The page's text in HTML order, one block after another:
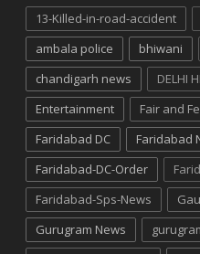
13-Killed-in-road-accident
ambala police
bhiwani
chandigarh news
DELHI
Entertainment
Fair and
Faridabad DC
Faridabad
Faridabad-DC-Order
Faridabad-Sps-News
Gurugram News